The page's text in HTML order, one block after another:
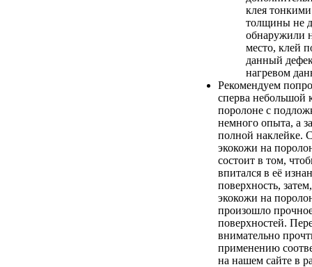
клея
толщины не
обнаружили
место, клей
данный
нагревом
Рекомендуем
сперва небольшой
поролоне с
немного опыта, а
полной наклейке.
экокожи на
состоит в том,
впитался в её
поверхность,
экокожи на
произошло
поверхностей.
внимательно
применению
на нашем сайте в